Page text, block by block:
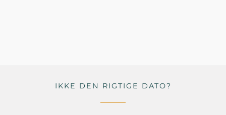
IKKE DEN RIGTIGE DATO?